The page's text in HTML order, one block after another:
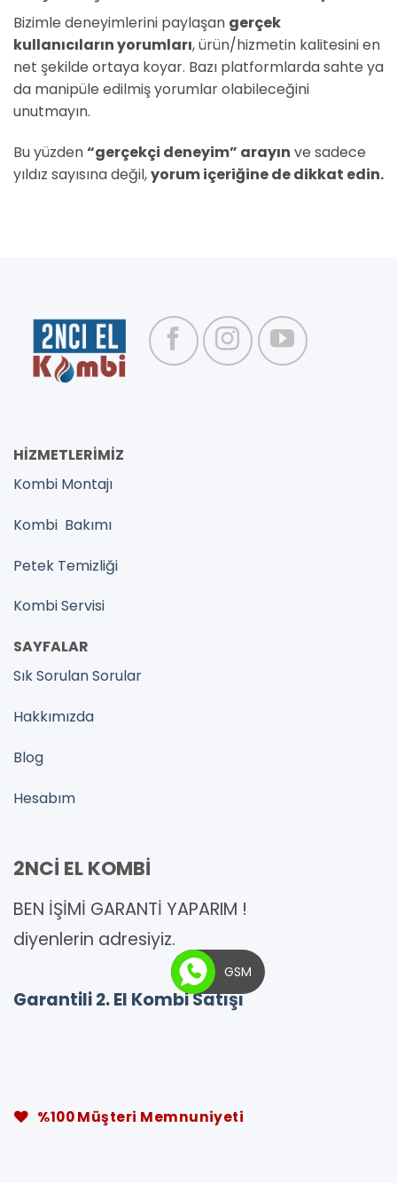
Bizimle deneyimlerini paylaşan gerçek
kullanıcıların yorumları, ürün/hizmetin kalitesini en
net şekilde ortaya koyar. Bazı platformlarda sahte ya
da manipüle edilmiş yorumlar olabileceğini
unutmayın.
Bu yüzden“gerçekçi deneyim” arayın ve sadece
yıldız sayısına değil,yorum içeriğine de dikkat edin.
HİZMETLERİMİZ
Kombi Montajı
Kombi Bakımı
Petek Temizliği
Kombi Servisi
SAYFALAR
Sık Sorulan Sorular
Hakkımızda
Blog
Hesabım
2NCİ EL KOMBİ
BEN İŞİMİ GARANTİ YAPARIM !
diyenlerin adresiyiz.
Garantili 2. El Kombi Satışı
%100 Müşteri Memnuniyeti
GSM